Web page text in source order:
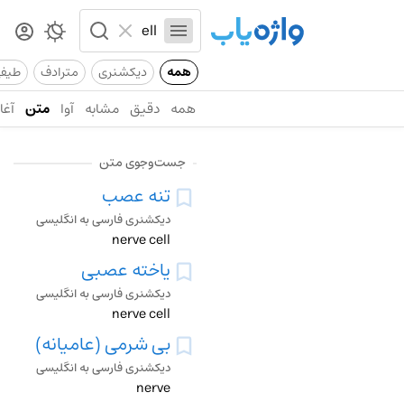
همه دیکشنری مترادف
همه دقیق مشابه آوا متن
جست‌وجوی متن
تنه عصب
دیکشنری فارسی به انگلیسی
nerve cell
یاخته عصبی
دیکشنری فارسی به انگلیسی
nerve cell
بی شرمی (عامیانه)
دیکشنری فارسی به انگلیسی
nerve